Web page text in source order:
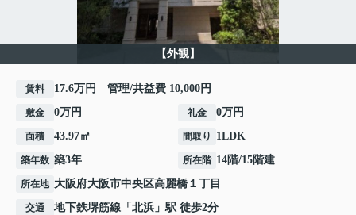
【外観】
賃料 17.6万円 管理/共益費 10,000円
敷金 0万円 礼金 0万円
面積 43.97㎡ 間取り 1LDK
築年数 築3年 所在階 14階/15階建
所在地 大阪府大阪市中央区高麗橋 １丁目
交通 地下鉄堺筋線 「 北浜 」駅 徒歩2分